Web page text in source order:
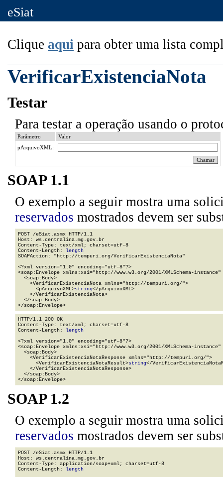
eSiat
Clique aqui para obter uma lista
VerificarExistenciaNota
Testar
Para testar a operação usando o
Parâmetro
Valor
pArquivoXML:
SOAP 1.1
O exemplo a seguir mostra uma
reservados mostrados devem ser
POST /eSiat.asmx HTTP/1.1
Host: ws.centralina.mg.gov.br
Content-Type: text/xml; charset=utf-8
Content-Length: length
SOAPAction: "http://tempuri.org/VerificarExistenciaNota"
<?xml version="1.0" encoding="utf-8"?>
<soap:Envelope xmlns:xsi="http://www.w3.org/2001/XMLSchema-
  <soap:Body>
    <VerificarExistenciaNota xmlns="http://tempuri.org/">
      <pArquivoXML>
string</pArquivoXML>
    </VerificarExistenciaNota>
  </soap:Body>
</soap:Envelope>
HTTP/1.1 200 OK
Content-Type: text/xml; charset=utf-8
Content-Length: length
<?xml version="1.0" encoding="utf-8"?>
<soap:Envelope xmlns:xsi="http://www.w3.org/2001/XMLSchema-
  <soap:Body>
    <VerificarExistenciaNotaResponse xmlns="http://tempuri.org/">
      <VerificarExistenciaNotaResult>
string</
    </VerificarExistenciaNotaResponse>
  </soap:Body>
</soap:Envelope>
SOAP 1.2
O exemplo a seguir mostra uma
reservados mostrados devem ser
POST /eSiat.asmx HTTP/1.1
Host: ws.centralina.mg.gov.br
Content-Type: application/soap+xml; charset=utf-8
Content-Length: length